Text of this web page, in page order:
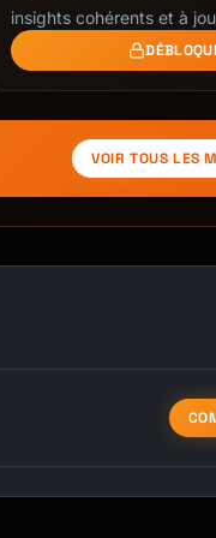
insights cohérents et à
VOIR TOUS LES